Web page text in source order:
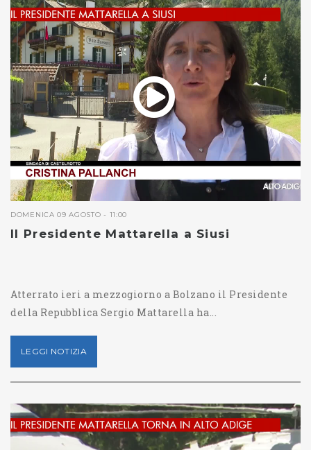
DOMENICA 09 AGOSTO - 11:00
Il Presidente Mattarella a Siusi
Atterrato ieri a mezzogiorno a Bolzano il Presidente
della Repubblica Sergio Mattarella ha...
LEGGI NOTIZIA